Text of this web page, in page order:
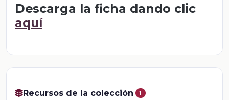
Descarga la ficha dando clic
aquí
Recursos de la colección 1